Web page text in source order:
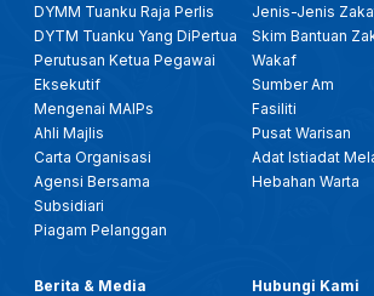
DYMM Tuanku Raja Perlis
DYTM Tuanku Yang DiPertua
Perutusan Ketua Pegawai
Eksekutif
Mengenai MAIPs
Ahli Majlis
Carta Organisasi
Agensi Bersama
Subsidiari
Piagam Pelanggan
Jenis-Jenis
Skim Bantuan
Wakaf
Sumber Am
Fasiliti
Pusat Warisan
Adat Istiadat
Hebahan Warta
Berita & Media
Hubungi Kami